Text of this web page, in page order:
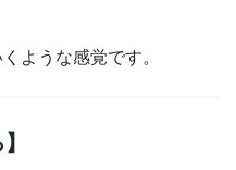
ような感覚です。